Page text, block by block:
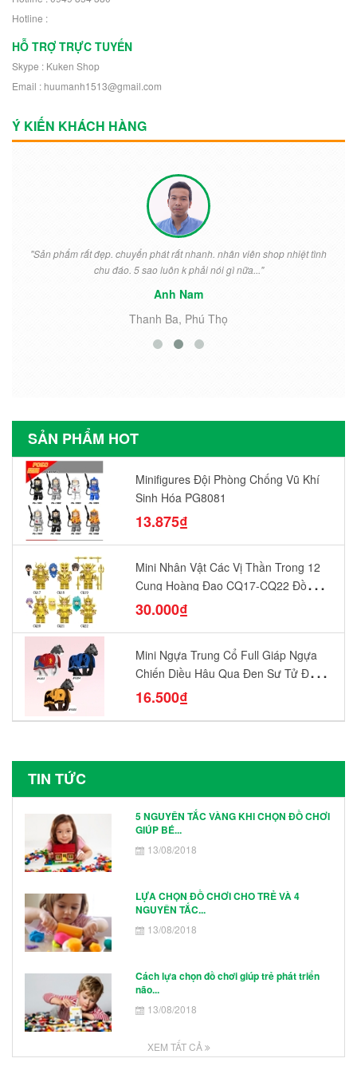
Hotline :
HỖ TRỢ TRỰC TUYẾN
Skype : Kuken Shop
Email : huumanh1513@gmail.com
Ý KIẾN KHÁCH HÀNG
"Sản phẩm rất đẹp. chuyển phát rất nhanh. nhân viên shop nhiệt tình
chu đáo. 5 sao luôn k phải nói gì nữa..."
Anh Nam
Thanh Ba, Phú Thọ
SẢN PHẨM HOT
Minifigures Đội Phòng Chống Vũ Khí
Sinh Hóa PG8081
13.875₫
Mini Nhân Vật Các Vị Thần Trong 12
Cung Hoàng Đạo CQ17-CQ22 Đồ
Chơi Lắp Ráp Mô Hình Yêu Thích
30.000₫
Mini Ngựa Trung Cổ Full Giáp Ngựa
Chiến Diều Hâu Quạ Đen Sư Tử Đỏ
N1003 - N1005 Đồ Chơi Lắp Ráp Mô
16.500₫
TIN TỨC
5 NGUYÊN TẮC VÀNG KHI CHỌN ĐỒ CHƠI
GIÚP BÉ...
13/08/2018
LỰA CHỌN ĐỒ CHƠI CHO TRẺ VÀ 4
NGUYÊN TẮC...
13/08/2018
Cách lựa chọn đồ chơi giúp trẻ phát triển
não...
13/08/2018
XEM TẤT CẢ